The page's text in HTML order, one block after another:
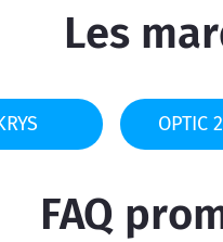
Les
OPTIC
FAQ